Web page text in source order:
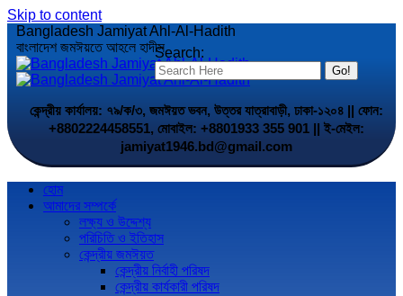
Skip to content
Search:
Bangladesh Jamiyat Ahl-Al-Hadith
বাংলাদেশ জমঈয়তে আহলে হাদীস
কেন্দ্রীয় কার্যালয়: ৭৯/ক/৩, জমঈয়ত ভবন, উত্তর যাত্রাবাড়ী, ঢাকা-১২০৪ || ফোন:
+8802224458551, মোবাইল: +8801933 355 901 || ই-মেইল:
jamiyat1946.bd@gmail.com
হোম
আমাদের সম্পর্কে
লক্ষ্য ও উদ্দেশ্য
পরিচিতি ও ইতিহাস
কেন্দ্রীয় জমঈয়ত
কেন্দ্রীয় নির্বাহী পরিষদ
কেন্দ্রীয় কার্যকারী পরিষদ